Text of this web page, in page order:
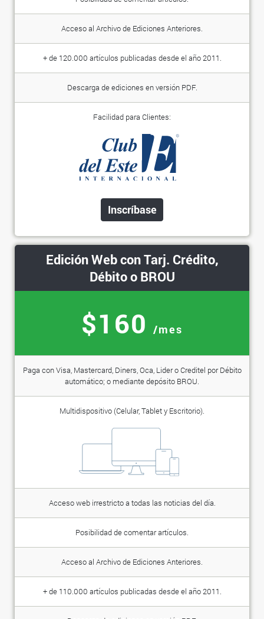
Acceso al Archivo de Ediciones Anteriores.
+ de 120.000 artículos publicadas desde el año 2011.
Descarga de ediciones en versión PDF.
Facilidad para Clientes:
Inscríbase
Edición Web con Tarj. Crédito,
Débito o BROU
$160 /mes
Paga con Visa, Mastercard, Diners, Oca, Lider o Creditel por Débito
automático; o mediante depósito BROU.
Multidispositivo (Celular, Tablet y Escritorio).
Acceso web irrestricto a todas las noticias del día.
Posibilidad de comentar artículos.
Acceso al Archivo de Ediciones Anteriores.
+ de 110.000 artículos publicadas desde el año 2011.